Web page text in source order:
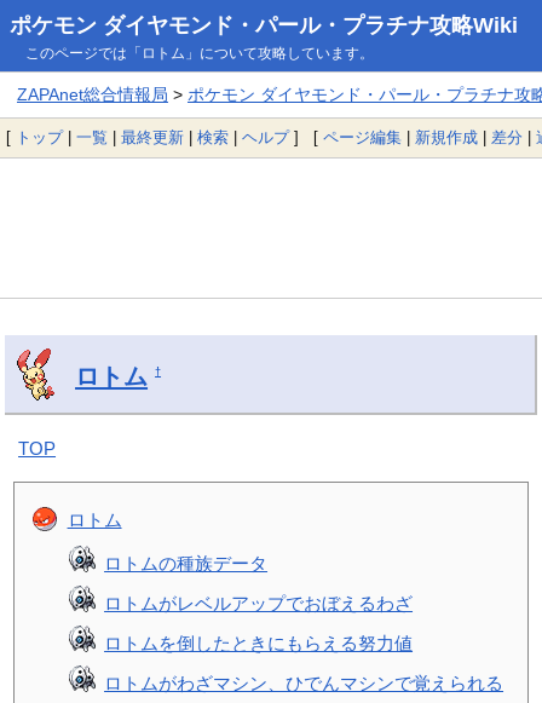
ポケモン ダイヤモンド・パール・プラチナ攻略Wiki
このページでは「ロトム」について攻略しています。
ZAPAnet総合情報局 > ポケモン ダイヤモンド・パール・プラチナ攻
[ トップ| 一覧 | 最終更新 | 検索 | ヘルプ] [ ページ編集 | 新規作成 | 差分 |
ロトム †
TOP
ロトム
ロトムの種族データ
ロトムがレベルアップでおぼえるわざ
ロトムを倒したときにもらえる努力値
ロトムがわざマシン、ひでんマシンで覚えられる